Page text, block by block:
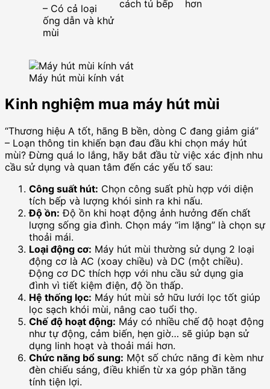
– Có cả loại
ống dẫn và khử
mùi
cách tủ bếp hơn
Máy hút mùi kính vát
Kinh nghiệm mua máy hút mùi
“Thương hiệu A tốt, hãng B bền, dòng C đang giảm giá”
– Loạn thông tin khiến bạn đau đầu khi chọn máy hút
mùi? Đừng quá lo lắng, hãy bắt đầu từ việc xác định nhu
cầu sử dụng và quan tâm đến các yếu tố sau:
Công suất hút: Chọn công suất phù hợp với diện
tích bếp và lượng khói sinh ra khi nấu.
Độ ồn: Độ ồn khi hoạt động ảnh hưởng đến chất
lượng sống gia đình. Chọn máy “im lặng” là chọn sự
thoải mái.
Loại động cơ: Máy hút mùi thường sử dụng 2 loại
động cơ là AC (xoay chiều) và DC (một chiều).
Động cơ DC thích hợp với nhu cầu sử dụng gia
đình vì tiết kiệm điện, độ ồn thấp.
Hệ thống lọc: Máy hút mùi sở hữu lưới lọc tốt giúp
lọc sạch khói mùi, nâng cao tuổi thọ.
Chế độ hoạt động: Máy có nhiều chế độ hoạt động
như tự động, cảm biến, hẹn giờ… sẽ giúp bạn sử
dụng linh hoạt và thoải mái hơn.
Chức năng bổ sung: Một số chức năng đi kèm như
đèn chiếu sáng, điều khiển từ xa góp phần tăng
tính tiện lợi.